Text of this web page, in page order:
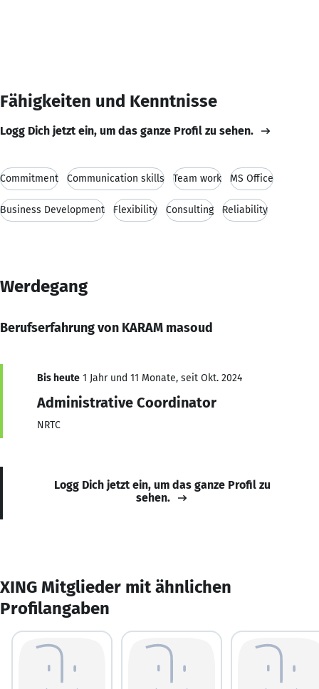
Fähigkeiten und Kenntnisse
Logg Dich jetzt ein, um das ganze Profil zu sehen.
Commitment Communication skills Team work MS Office
Business Development Flexibility Consulting Reliability
Werdegang
Berufserfahrung von KARAM masoud
Bis heute 1 Jahr und 11 Monate, seit Okt. 2024
Administrative Coordinator
NRTC
Logg Dich jetzt ein, um das ganze Profil zu
sehen.
XING Mitglieder mit ähnlichen
Profilangaben